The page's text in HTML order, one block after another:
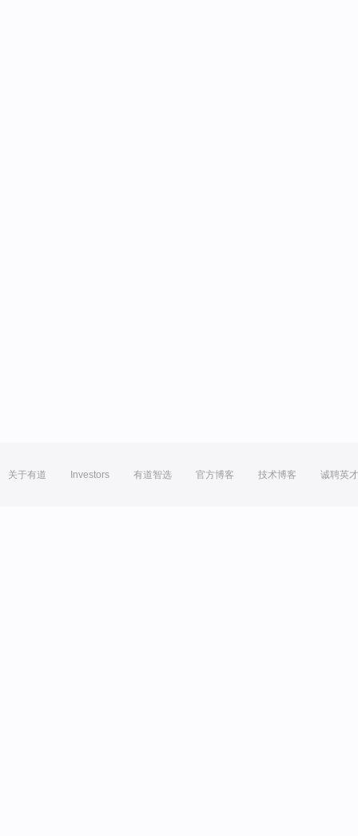
关于有道 Investors 有道智选 官方博客 技术博客 诚聘英才